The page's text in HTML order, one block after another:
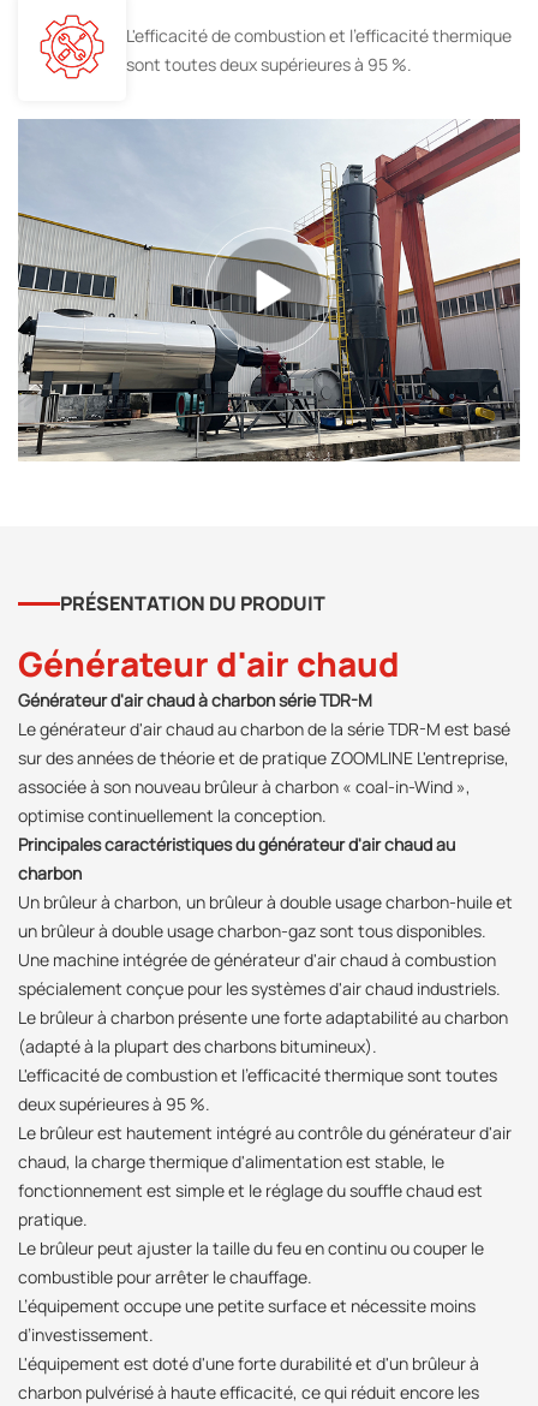
L'efficacité de combustion et l'efficacité thermique
sont toutes deux supérieures à 95 %.
PRÉSENTATION DU PRODUIT
Générateur d'air chaud
Générateur d'air chaud à charbon série TDR-M
Le générateur d'air chaud au charbon de la série TDR-M est basé
sur des années de théorie et de pratique ZOOMLINE L'entreprise,
associée à son nouveau brûleur à charbon « coal-in-Wind »,
optimise continuellement la conception.
Principales caractéristiques du générateur d'air chaud au
charbon
Un brûleur à charbon, un brûleur à double usage charbon-huile et
un brûleur à double usage charbon-gaz sont tous disponibles.
Une machine intégrée de générateur d'air chaud à combustion
spécialement conçue pour les systèmes d'air chaud industriels.
Le brûleur à charbon présente une forte adaptabilité au charbon
(adapté à la plupart des charbons bitumineux).
L'efficacité de combustion et l'efficacité thermique sont toutes
deux supérieures à 95 %.
Le brûleur est hautement intégré au contrôle du générateur d'air
chaud, la charge thermique d'alimentation est stable, le
fonctionnement est simple et le réglage du souffle chaud est
pratique.
Le brûleur peut ajuster la taille du feu en continu ou couper le
combustible pour arrêter le chauffage.
L’équipement occupe une petite surface et nécessite moins
d’investissement.
L'équipement est doté d'une forte durabilité et d'un brûleur à
charbon pulvérisé à haute efficacité, ce qui réduit encore les